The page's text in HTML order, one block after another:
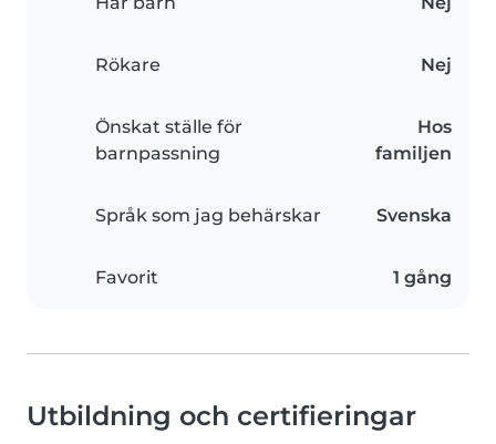
Rökare Nej
Önskat ställe för
barnpassning
Hos
familjen
Språk som jag behärskar Svenska
Favorit 1 gång
Utbildning och certifieringar